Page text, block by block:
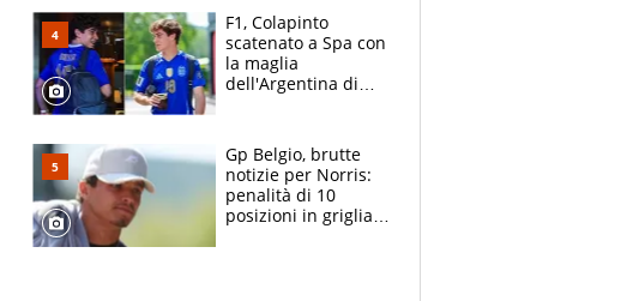
vede l'ora
F1, Colapinto
scatenato a Spa con
la maglia
dell'Argentina di
le parolacce"
Gp Belgio, brutte
notizie per Norris:
penalità di 10
posizioni in griglia,